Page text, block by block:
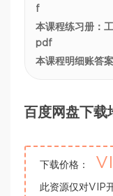
f
本课程练习册：
pdf
本课程明细账答
百度网盘下载
下载价格：
此资源仅对VIP